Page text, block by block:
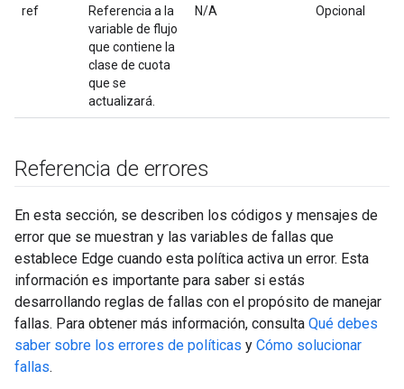
ref
Referencia a la
variable de flujo
que contiene la
clase de cuota
que se
actualizará.
N/A Opcional
Referencia de errores
En esta sección, se describen los códigos y mensajes de
error que se muestran y las variables de fallas que
establece Edge cuando esta política activa un error. Esta
información es importante para saber si estás
desarrollando reglas de fallas con el propósito de manejar
fallas. Para obtener más información, consulta Qué debes
saber sobre los errores de políticas y Cómo solucionar
fallas.